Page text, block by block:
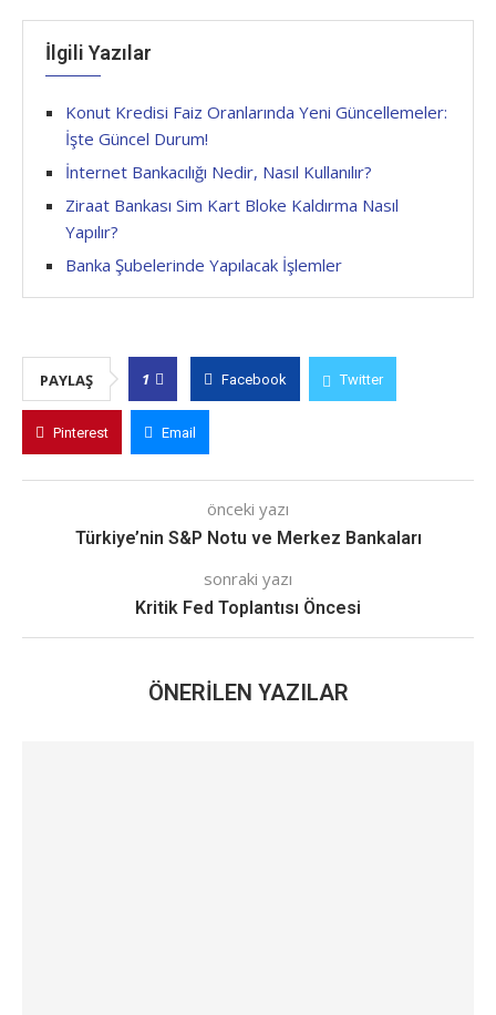
İlgili Yazılar
Konut Kredisi Faiz Oranlarında Yeni Güncellemeler:
İşte Güncel Durum!
İnternet Bankacılığı Nedir, Nasıl Kullanılır?
Ziraat Bankası Sim Kart Bloke Kaldırma Nasıl
Yapılır?
Banka Şubelerinde Yapılacak İşlemler
PAYLAŞ 1 Facebook Twitter
Pinterest Email
önceki yazı
Türkiye’nin S&P Notu ve Merkez Bankaları
sonraki yazı
Kritik Fed Toplantısı Öncesi
ÖNERILEN YAZILAR